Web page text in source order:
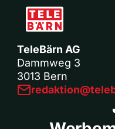
TeleBärn AG
Dammweg 3
3013 Bern